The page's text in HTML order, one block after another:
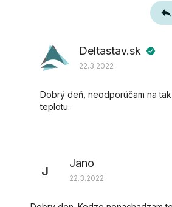
Deltastav.sk verified
22.3.2022
Dobrý deň, neodporúčam na
teplotu.
J
Jano
22.3.2022